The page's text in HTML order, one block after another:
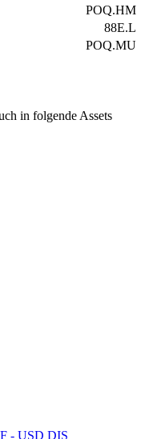
POQ.HM
88E.L
POQ.MU
in folgende Assets
- USD DIS